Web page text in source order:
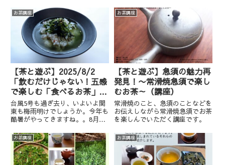
にとっていただき、ご自分で淹れ
たお茶をたっぷり楽しんでいただ
きましたさてあっという間に鴫立
庵のお茶講座、4月のお知らせ
で...
す。まだ年が明けたばかりの感覚
が残りつつも2月のお知らせで
す。※1月31日現在残席1ですタ
イトル：「大磯の偉人たちのティ
ー...
お茶講座
【茶と遊ぶ】2025/8/2
「飲むだけじゃない！五感
で楽しむ「食べるお茶」の
魅力」（講座）
台風5号も過ぎ去り、いよいよ関
東も梅雨明けでしょうか。今年も
酷暑がやってきますね。。8月の
セルが出ています。直前まで受付
させていただきますのでご一報く
ださい。日時：2025年8月2日
（土）10～12時※基本的に...
お茶講座
【茶と遊ぶ】急須の魅力再
発見！〜常滑焼急須で楽し
むお茶～（講座）
常滑焼のこと、急須のことなどを
お伝えしながら常滑焼急須でお茶
を楽しんでいただく講座です。
お茶講座 お茶講座